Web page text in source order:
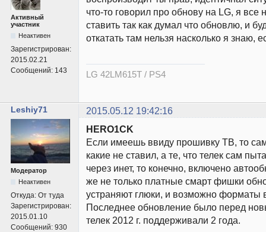
Активный
участник
Неактивен
Зарегистрирован:
2015.02.21
Сообщений: 143
что-то говорил про обнову на LG, я все
ставить так как думал что обновлю, и
откатать там нельзя насколько я знаю,
LG 42LM615T / PS4
Leshiy71 2015.05.12 19:42:16
Модератор
Неактивен
Откуда: От туда
Зарегистрирован:
2015.01.10
Сообщений: 930
HERO1CK
Если имеешь ввиду прошивку ТВ, то
какие не ставил, а те, что телек сам
через инет, то конечно, включено
же не только платные смарт фишки
устраняют глюки, и возможно форматы
Последнее обновление было перед
телек 2012 г. поддерживали 2 года.